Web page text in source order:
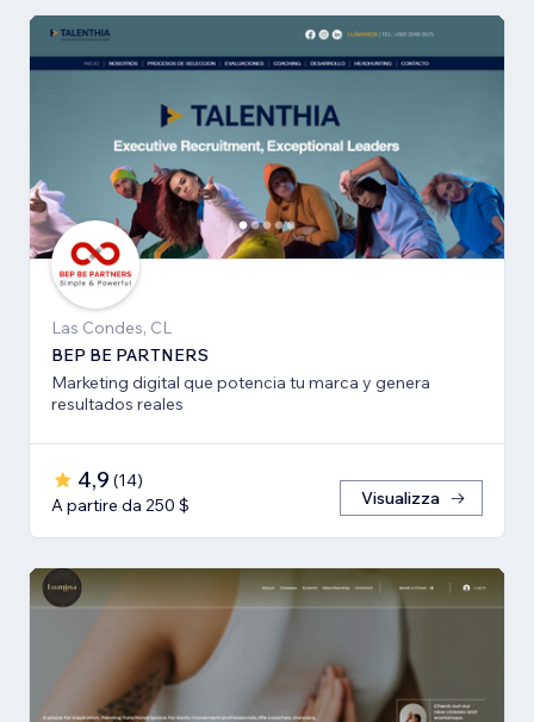
Las Condes, CL
BEP BE PARTNERS
Marketing digital que potencia tu marca y genera
resultados reales
4,9 (14)
A partire da 250 $
Visualizza